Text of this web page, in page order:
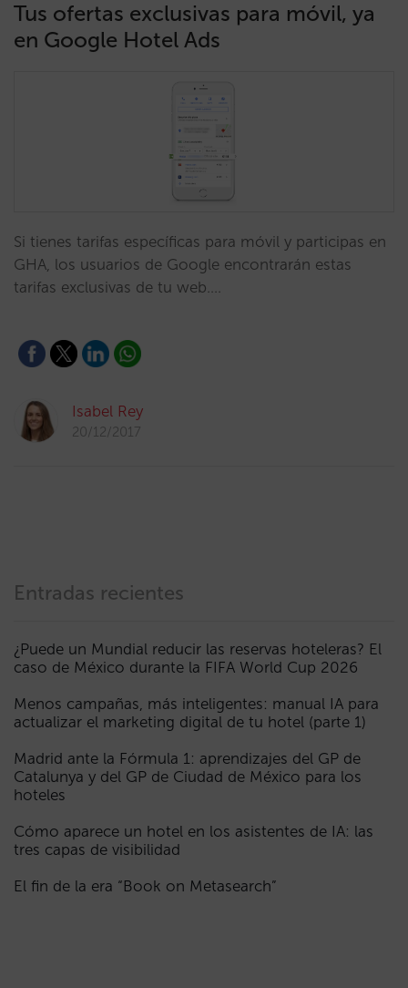
Tus ofertas exclusivas para móvil, ya
en Google Hotel Ads
Si tienes tarifas específicas para móvil y participas en
GHA, los usuarios de Google encontrarán estas
tarifas exclusivas de tu web.…
Isabel Rey
20/12/2017
Entradas recientes
¿Puede un Mundial reducir las reservas hoteleras? El
caso de México durante la FIFA World Cup 2026
Menos campañas, más inteligentes: manual IA para
actualizar el marketing digital de tu hotel (parte 1)
Madrid ante la Fórmula 1: aprendizajes del GP de
Catalunya y del GP de Ciudad de México para los
hoteles
Cómo aparece un hotel en los asistentes de IA: las
tres capas de visibilidad
El fin de la era “Book on Metasearch”